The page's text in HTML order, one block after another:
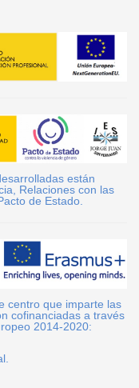
están
Relaciones con las
de Estado.
centro que imparte las
cofinanciadas a través
2014-2020: